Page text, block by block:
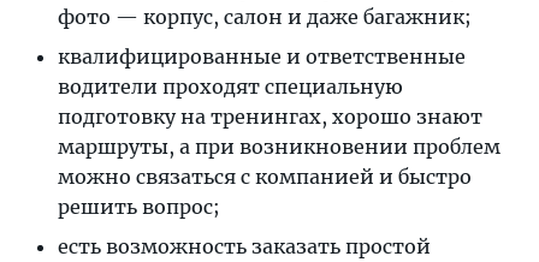
фото — корпус, салон и даже багажник;
квалифицированные и ответственные
водители проходят специальную
подготовку на тренингах, хорошо знают
маршруты, а при возникновении проблем
можно связаться с компанией и быстро
решить вопрос;
есть возможность заказать простой